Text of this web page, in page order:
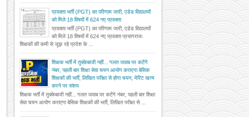
प्रवक्ता भर्ती (PGT) का परिणाम जारी, एडेड विद्यालयों
को मिले 18 विषयों में 624 नए प्रवक्ता
प्रवक्ता भर्ती (PGT) का परिणाम जारी, एडेड विद्यालयों
को मिले 18 विषयों में 624 नए प्रवक्ता प्रयागराजः
शिक्षकों की कमी से जूझ रहे प्रदेश के ...
शिक्षक भर्ती में तुक्केबाजी नहीं... गलत जवाब पर कटेंगे
नंबर, पहली बार शिक्षा सेवा चयन आयोग कराएगा बेसिक
शिक्षकों की भर्ती, लिखित परीक्षा से होगा चयन, मेरिट खत्म
करने पर संशय
शिक्षक भर्ती में तुक्केबाजी नहीं... गलत जवाब पर कटेंगे नंबर, पहली बार शिक्षा
सेवा चयन आयोग कराएगा बेसिक शिक्षकों की भर्ती, लिखित परीक्षा से ...